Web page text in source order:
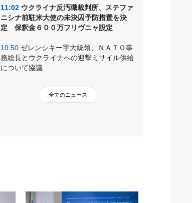
11:02 ウクライナ反汚職裁判所、ステファ
ニシナ前駐米大使の未決囚予防措置を決
定 保釈金６００万フリヴニャ設定
10:50 ゼレンシキー宇大統領、ＮＡＴＯ事
務総長とウクライナへの迎撃ミサイル供給
について協議
全てのニュース